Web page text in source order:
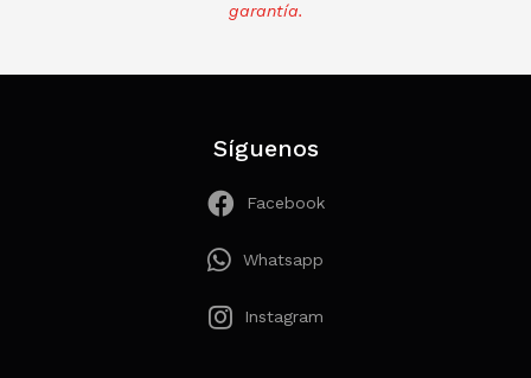
garantía.
Síguenos
Facebook
Whatsapp
Instagram